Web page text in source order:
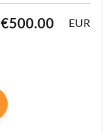
€500.00 EUR